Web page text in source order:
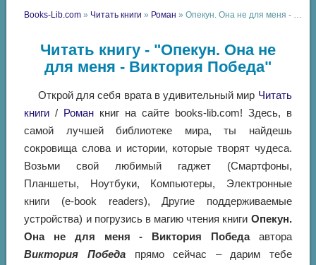
Books-Lib.com » Читать книги » Роман » Опекун. Она не для меня - Виктория Победа
Читать книгу - "Опекун. Она не
для меня - Виктория Победа"
Открой для себя врата в удивительный мир Читать
книги / Роман книг на сайте books-lib.com! Здесь, в
самой лучшей библиотеке мира, ты найдешь
сокровища слова и истории, которые творят чудеса.
Возьми свой любимый гаджет (Смартфоны,
Планшеты, Ноутбуки, Компьютеры, Электронные
книги (e-book readers), Другие поддерживаемые
устройства) и погрузись в магию чтения книги Опекун.
Она не для меня - Виктория Победаавтора
Виктория Победа прямо сейчас – дарим тебе